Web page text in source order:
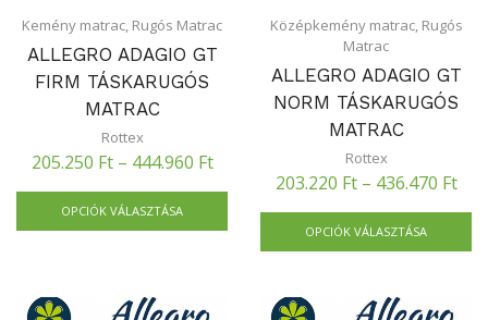
Kemény matrac Rugós Matrac
ALLEGRO ADAGIO GT
FIRM TÁSKARUGÓS
MATRAC
Rottex
205.250 Ft– 444.960 Ft
OPCIÓK VÁLASZTÁSA
Középkemény matrac, Rugós
Matrac
ALLEGRO ADAGIO GT
NORM TÁSKARUGÓS
MATRAC
Rottex
203.220 Ft– 436.470 Ft
OPCIÓK VÁLASZTÁSA